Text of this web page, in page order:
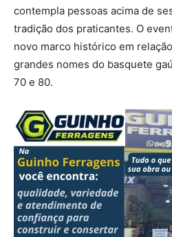
contempla pessoas acima de
tradição dos praticantes. O
novo marco histórico em
grandes nomes do basquete
70 e 80.